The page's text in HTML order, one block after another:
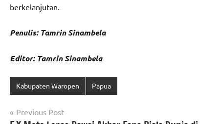
berkelanjutan.
Penulis: Tamrin Sinambela
Editor: Tamrin Sinambela
Kabupaten Waropen Papua
Navigasi
Previous Post